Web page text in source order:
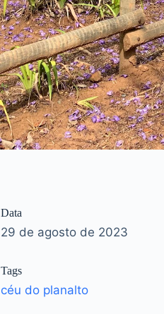
Data
29 de agosto de 2023
Tags
céu do planalto